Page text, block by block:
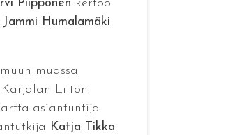
Piipponen kertoo
Jammi Humalamäki
muassa
Karjalan Liiton
asiantuntija
Katja Tikka